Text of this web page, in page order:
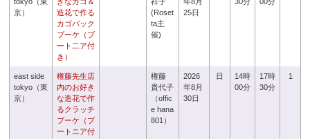
京）
造花で作る
カゴバック
ブーケ（ブ
ート二ア付
き）
(Roset
ta主
催)
25日
east side
tokyo（東
京）
権藤先生店
内のお好き
な造花で作
るクラッチ
ブーケ（ブ
ートニア付
権藤
貴代子
（offic
e hana
801）
2026
年8月
30日
日
14時
00分
17時
30分
1